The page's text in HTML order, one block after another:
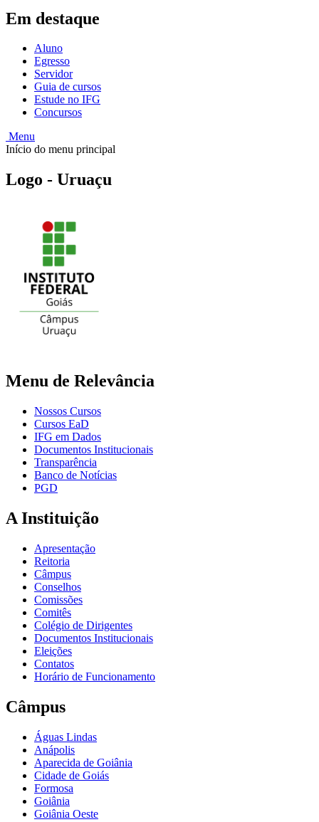
Em destaque
Aluno
Egresso
Servidor
Guia de cursos
Estude no IFG
Concursos
Menu
Início do menu principal
Logo - Uruaçu
Menu de Relevância
Nossos Cursos
Cursos EaD
IFG em Dados
Documentos Institucionais
Transparência
Banco de Notícias
PGD
A Instituição
Apresentação
Reitoria
Câmpus
Conselhos
Comissões
Comitês
Colégio de Dirigentes
Documentos Institucionais
Eleições
Contatos
Horário de Funcionamento
Câmpus
Águas Lindas
Anápolis
Aparecida de Goiânia
Cidade de Goiás
Formosa
Goiânia
Goiânia Oeste